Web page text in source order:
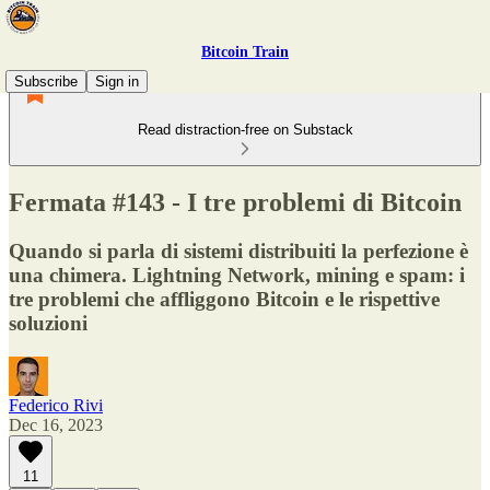
Bitcoin Train
Subscribe
Sign in
Read distraction-free on Substack
Fermata #143 - I tre problemi di Bitcoin
Quando si parla di sistemi distribuiti la perfezione è
una chimera. Lightning Network, mining e spam: i
tre problemi che affliggono Bitcoin e le rispettive
soluzioni
Federico Rivi
Dec 16, 2023
11